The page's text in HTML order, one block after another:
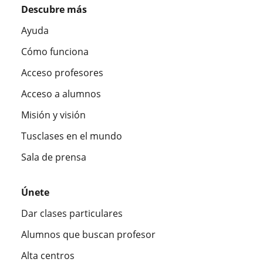
Descubre más
Ayuda
Cómo funciona
Acceso profesores
Acceso a alumnos
Misión y visión
Tusclases en el mundo
Sala de prensa
Únete
Dar clases particulares
Alumnos que buscan profesor
Alta centros